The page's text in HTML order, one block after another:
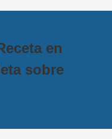
en
sobre